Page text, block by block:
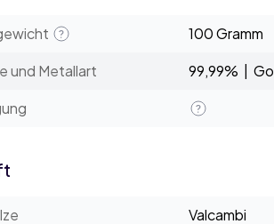
100 Gramm
und Metallart
99,99% |
Valcambi